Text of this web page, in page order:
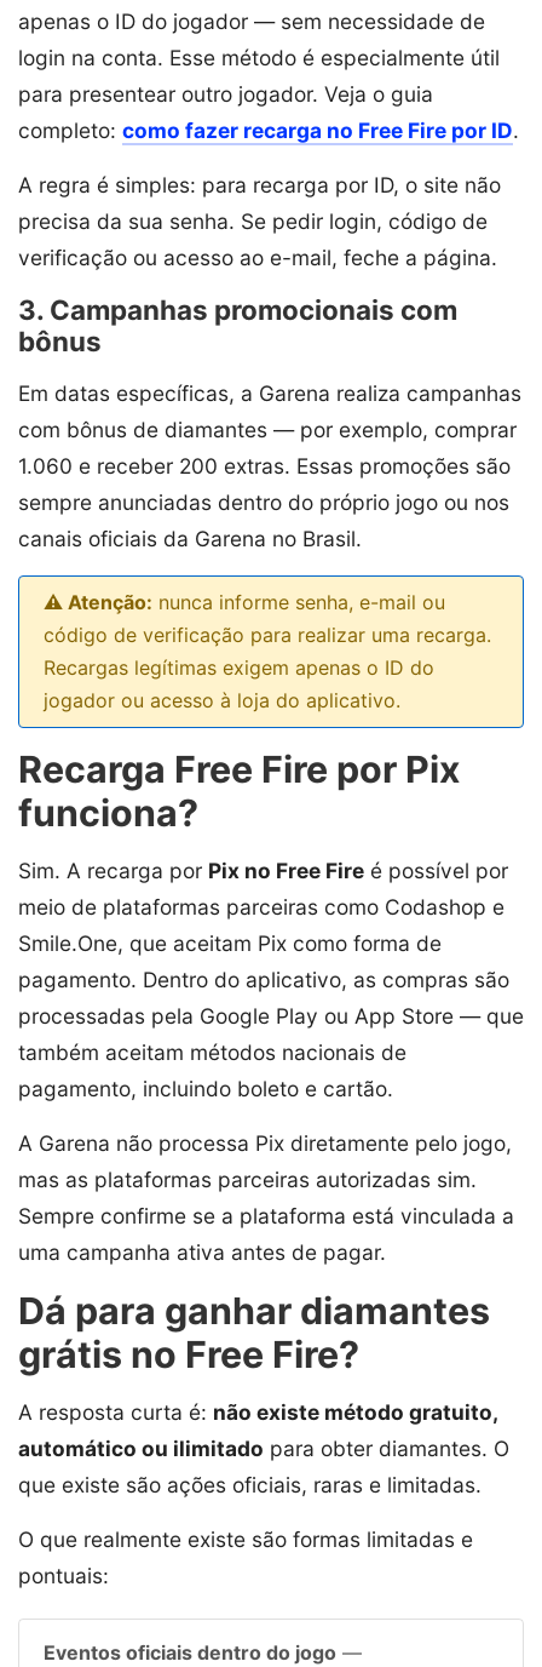
apenas o ID do jogador — sem necessidade de
login na conta. Esse método é especialmente útil
para presentear outro jogador. Veja o guia
completo: como fazer recarga no Free Fire por ID.
A regra é simples: para recarga por ID, o site não
precisa da sua senha. Se pedir login, código de
verificação ou acesso ao e-mail, feche a página.
3. Campanhas promocionais com
bônus
Em datas específicas, a Garena realiza campanhas
com bônus de diamantes — por exemplo, comprar
1.060 e receber 200 extras. Essas promoções são
sempre anunciadas dentro do próprio jogo ou nos
canais oficiais da Garena no Brasil.
⚠️ Atenção: nunca informe senha, e-mail ou
código de verificação para realizar uma recarga.
Recargas legítimas exigem apenas o ID do
jogador ou acesso à loja do aplicativo.
Recarga Free Fire por Pix
funciona?
Sim. A recarga por Pix no Free Fire é possível por
meio de plataformas parceiras como Codashop e
Smile.One, que aceitam Pix como forma de
pagamento. Dentro do aplicativo, as compras são
processadas pela Google Play ou App Store — que
também aceitam métodos nacionais de
pagamento, incluindo boleto e cartão.
A Garena não processa Pix diretamente pelo jogo,
mas as plataformas parceiras autorizadas sim.
Sempre confirme se a plataforma está vinculada a
uma campanha ativa antes de pagar.
Dá para ganhar diamantes
grátis no Free Fire?
A resposta curta é: não existe método gratuito,
automático ou ilimitado para obter diamantes. O
que existe são ações oficiais, raras e limitadas.
O que realmente existe são formas limitadas e
pontuais:
Eventos oficiais dentro do jogo —